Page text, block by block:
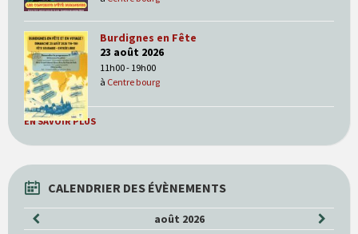
Burdignes en Fête
23 août 2026
11h00 - 19h00
à Centre bourg
EN SAVOIR PLUS
CALENDRIER DES ÉVÈNEMENTS
août 2026